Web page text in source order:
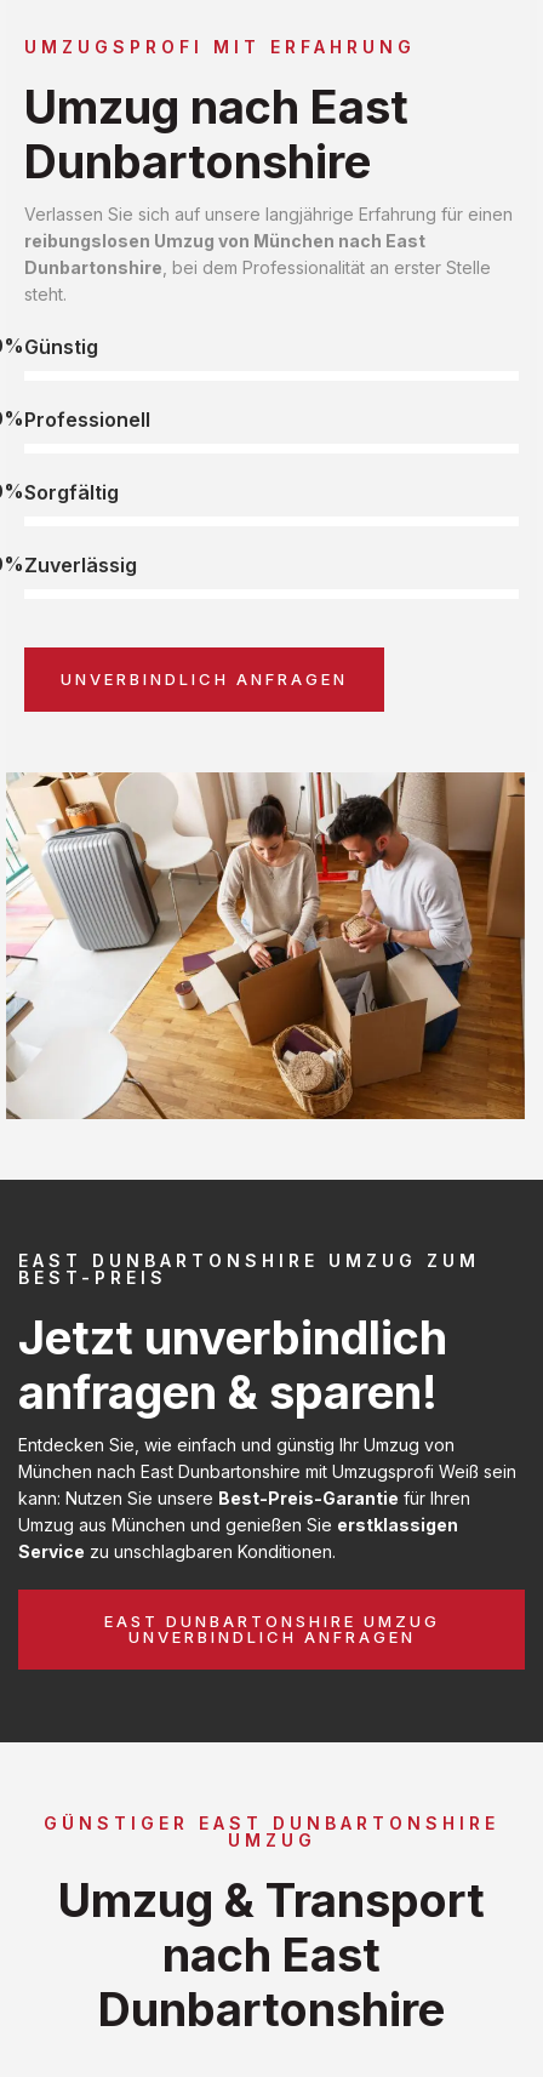
UMZUGSPROFI MIT ERFAHRUNG
Umzug nach East
Dunbartonshire
Verlassen Sie sich auf unsere langjährige Erfahrung für einen
reibungslosen Umzug von München nach East
Dunbartonshire , bei dem Professionalität an erster Stelle
steht.
Günstig
Professionell
Sorgfältig
Zuverlässig
UNVERBINDLICH ANFRAGEN
EAST DUNBARTONSHIRE UMZUG ZUM
BEST-PREIS
Jetzt unverbindlich
anfragen & sparen!
Entdecken Sie, wie einfach und günstig Ihr Umzug von
München nach East Dunbartonshire mit Umzugsprofi Weiß sein
kann: Nutzen Sie unsere Best-Preis-Garantie für Ihren
Umzug aus München und genießen Sie erstklassigen
Service zu unschlagbaren Konditionen.
EAST DUNBARTONSHIRE UMZUG
UNVERBINDLICH ANFRAGEN
GÜNSTIGER EAST DUNBARTONSHIRE
UMZUG
Umzug & Transport
nach East
Dunbartonshire